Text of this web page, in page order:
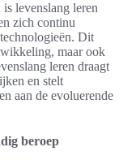
levenslang leren
zich continu
Dit
maar ook
leren draagt
en stelt
aan de evoluerende
beroep